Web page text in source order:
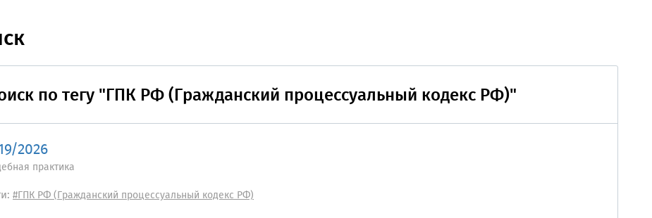
по тегу "ГПК РФ (Гражданский процессуальный кодекс РФ)"
2026
практика
#ГПК РФ (Гражданский процессуальный кодекс РФ)